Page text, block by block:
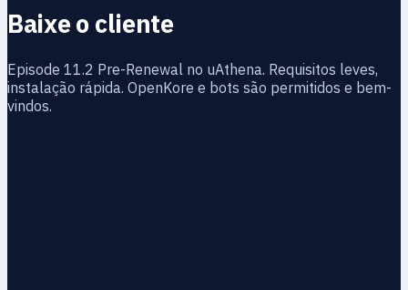
Baixe o cliente
Episode 11.2 Pre-Renewal no uAthena. Requisitos leves,
instalação rápida. OpenKore e bots são permitidos e bem-
vindos.